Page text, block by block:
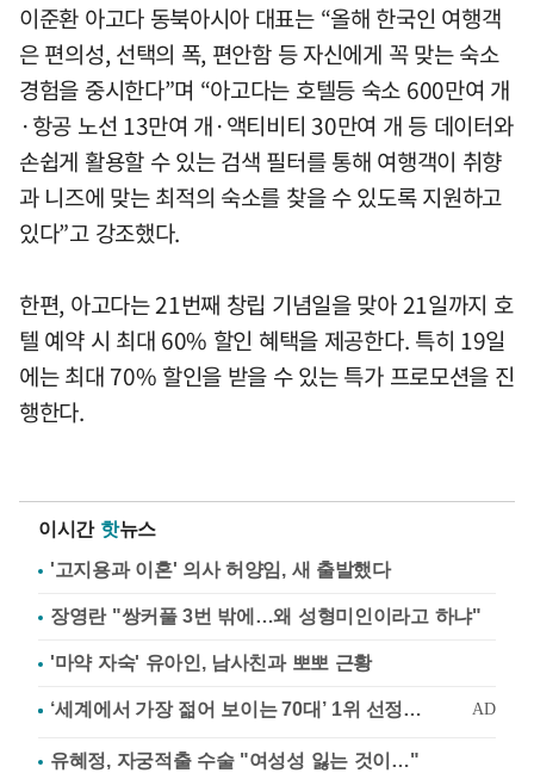
이준환 아고다 동북아시아 대표는 “올해 한국인 여행객
은 편의성, 선택의 폭, 편안함 등 자신에게 꼭 맞는 숙소
경험을 중시한다”며 “아고다는 호텔등 숙소 600만여 개
·항공 노선 13만여 개·액티비티 30만여 개 등 데이터와
손쉽게 활용할 수 있는 검색 필터를 통해 여행객이 취향
과 니즈에 맞는 최적의 숙소를 찾을 수 있도록 지원하고
있다”고 강조했다.
한편, 아고다는 21번째 창립 기념일을 맞아 21일까지 호
텔 예약 시 최대 60% 할인 혜택을 제공한다. 특히 19일
에는 최대 70% 할인을 받을 수 있는 특가 프로모션을 진
행한다.
이시간 핫뉴스
'고지용과 이혼' 의사 허양임, 새 출발했다
장영란 "쌍커풀 3번 밖에…왜 성형미인이라고 하냐"
'마약 자숙' 유아인, 남사친과 뽀뽀 근황
유혜정, 자궁적출 수술 "여성성 잃는 것이…"